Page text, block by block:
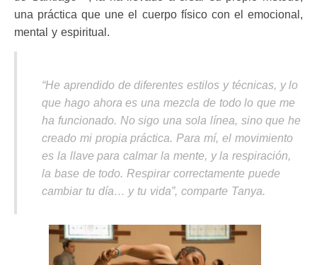
una práctica que une el cuerpo físico con el emocional,
mental y espiritual.
“He aprendido de diferentes estilos y técnicas, y lo
que hago ahora es una mezcla de todo lo que me
ha funcionado. No sigo una sola línea, sino que he
creado mi propia práctica. Para mí, el movimiento
es la llave para calmar la mente, y la respiración,
la base de todo. Respirar correctamente puede
cambiar tu día… y tu vida”, comparte Tanya.